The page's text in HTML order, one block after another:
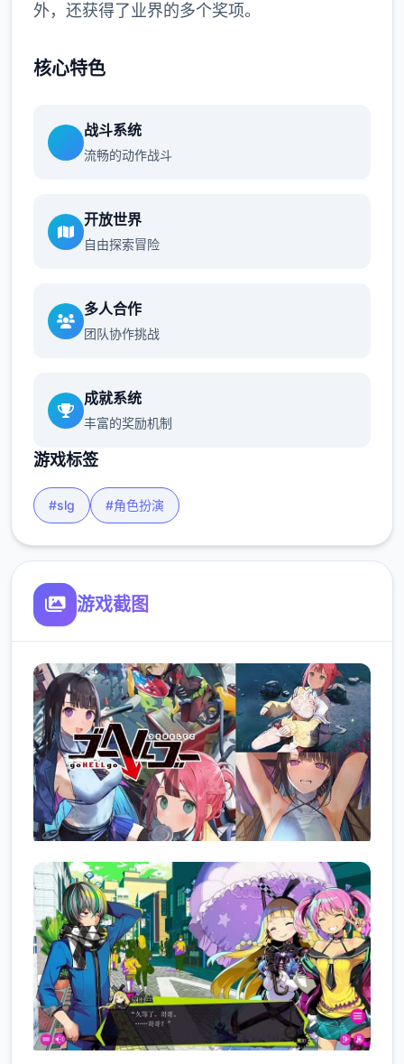
外，还获得了业界的多个奖项。
核心特色
战斗系统
流畅的动作战斗
开放世界
自由探索冒险
多人合作
团队协作挑战
成就系统
丰富的奖励机制
游戏标签
#slg #角色扮演
游戏截图